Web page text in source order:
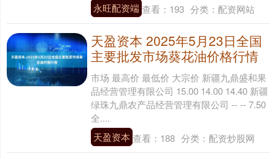
永旺配资端 查看： 193 分类： 配资网站
天盈资本 2025年5月23日全国
主要批发市场葵花油价格行情
市场 最高价 最低价 大宗价 新疆九鼎盛和果
品经营管理有限公司 15.00 14.00 14.40 新疆
绿珠九鼎农产品经营管理有限公司 -- -- 7.50
全....
天盈资本 查看： 188 分类： 配资炒股网